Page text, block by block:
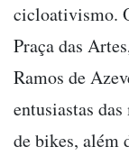
cicloativismo.
Praça das
Ramos de
entusiastas
de bikes, além